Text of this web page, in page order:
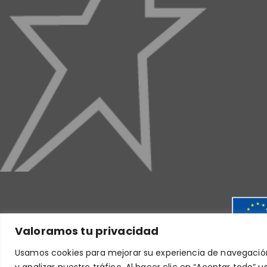
Valoramos tu privacidad
Usamos cookies para mejorar su experiencia de